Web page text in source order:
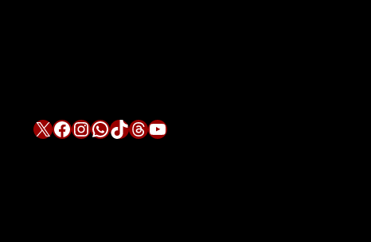
X Facebook InstagramWhatsApp TikTok Threads YouTube